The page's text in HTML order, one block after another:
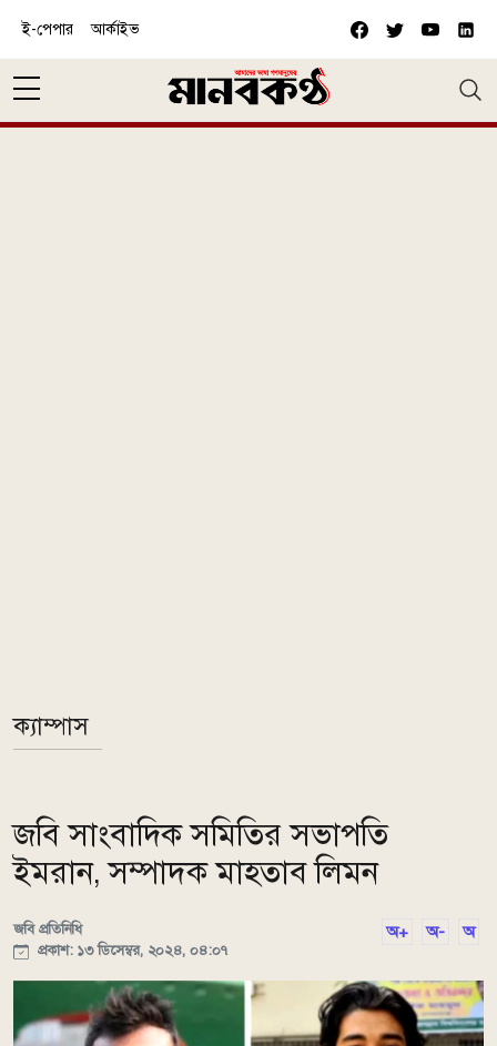
ই-পেপার আর্কাইভ
ক্যাম্পাস
জবি সাংবাদিক সমিতির সভাপতি
ইমরান, সম্পাদক মাহতাব লিমন
জবি প্রতিনিধি
প্রকাশ: ১৩ ডিসেম্বর, ২০২৪, ০৪:০৭
অ+ অ- অ